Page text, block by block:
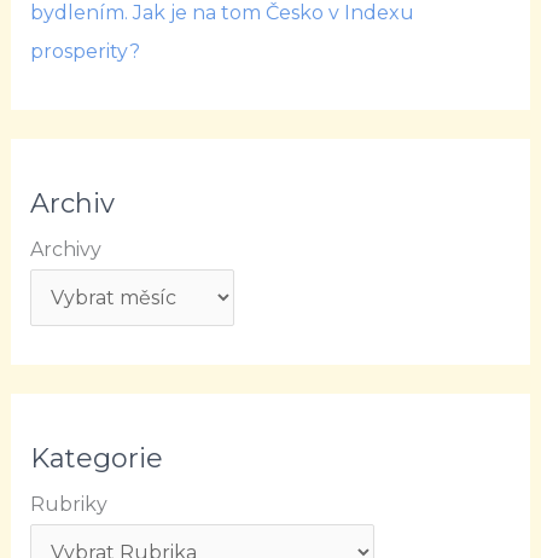
bydlením. Jak je na tom Česko v Indexu
prosperity?
Archiv
Archivy
Kategorie
Rubriky